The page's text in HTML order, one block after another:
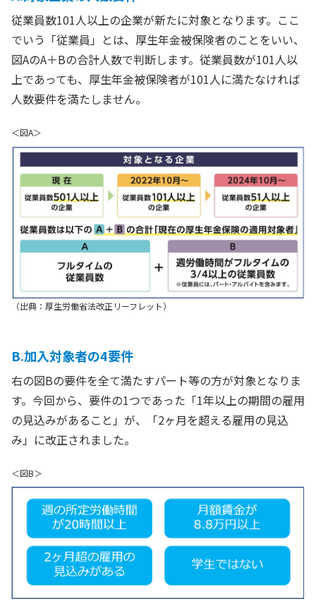
従業員数101人以上の企業が新たに対象となります。ここ
でいう「従業員」とは、厚生年金被保険者のことをいい、
図AのA＋Bの合計人数で判断します。従業員数が101人以
上であっても、厚生年金被保険者が101人に満たなければ
人数要件を満たしません。
＜図A＞
（出典：厚生労働省法改正リーフレット）
B.加入対象者の4要件
右の図Bの要件を全て満たすパート等の方が対象となりま
す。今回から、要件の1つであった「1年以上の期間の雇用
の見込みがあること」が、「2ヶ月を超える雇用の見込
み」に改正されました。
＜図B＞